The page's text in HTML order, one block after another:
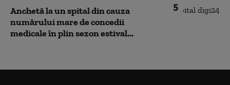
5
Anchetă la un spital din cauza
numărului mare de concedii
medicale în plin sezon estival...